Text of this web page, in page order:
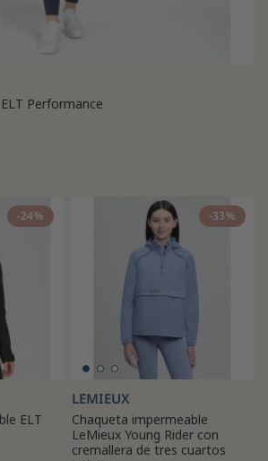
Performance
-24%
ELT
-33%
LEMIEUX
Chaqueta impermeable
LeMieux Young Rider con
cremallera de tres cuartos